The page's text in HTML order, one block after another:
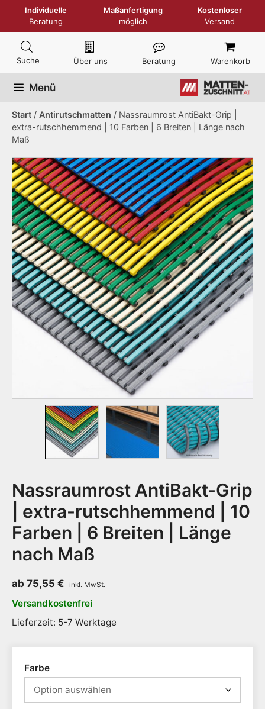
Individuelle
Beratung
Maßanfertigung
möglich
Kostenloser
Versand
Über uns Beratung Warenkorb
Menü
Start / Antirutschmatten / Nassraumrost AntiBakt-Grip |
extra-rutschhemmend | 10 Farben | 6 Breiten | Länge nach
Maß
Nassraumrost AntiBakt-Grip
| extra-rutschhemmend | 10
Farben | 6 Breiten | Länge
nach Maß
ab 75,55 €
Versandkostenfrei
Lieferzeit: 5-7 Werktage
Farbe